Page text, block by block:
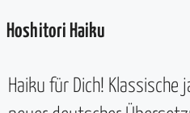
Hoshitori Haiku
Haiku für Dich! Klassische